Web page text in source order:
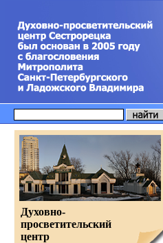
Духовно-
просветительский
центр